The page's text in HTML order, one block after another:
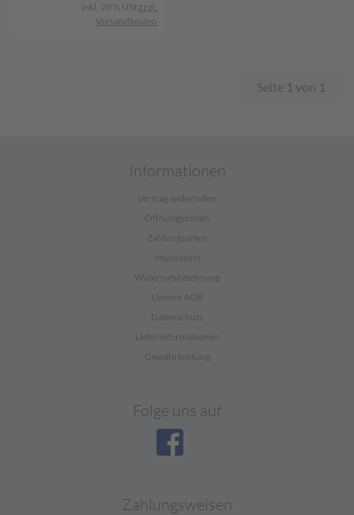
inkl. 20 % USt zzgl.
Versandkosten
Seite 1 von 1
Informationen
Vertrag widerrufen
Öffnungszeiten
Zahlungsarten
Impressum
Widerrufsbelehrung
Unsere AGB
Datenschutz
Lieferinformationen
Gewährleistung
Folge uns auf
Zahlungsweisen